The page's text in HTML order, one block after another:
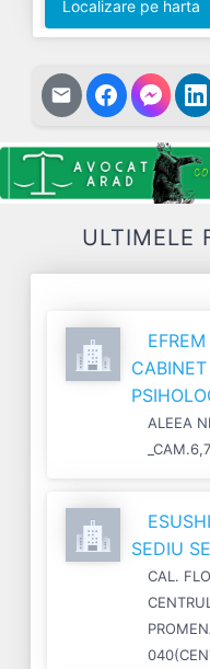
Localizare pe harta
ULTIMELE
ALEEA
_CAM.6,7
SEDIU
CAL.